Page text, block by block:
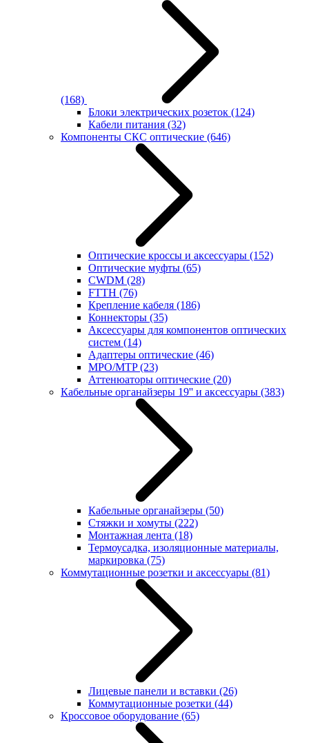
(168)
Блоки электрических розеток (124)
Кабели питания (32)
Компоненты СКС оптические (646)
Оптические кроссы и аксессуары (152)
Оптические муфты (65)
CWDM (28)
FTTH (76)
Крепление кабеля (186)
Коннекторы (35)
Аксессуары для компонентов оптических
систем (14)
Адаптеры оптические (46)
MPO/MTP(23)
Аттенюаторы оптические (20)
Кабельные органайзеры 19'' и аксессуары (383)
Кабельные органайзеры (50)
Стяжки и хомуты (222)
Монтажная лента (18)
Термоусадка, изоляционные материалы,
маркировка (75)
Коммутационные розетки и аксессуары (81)
Лицевые панели и вставки (26)
Коммутационные розетки (44)
Кроссовое оборудование (65)